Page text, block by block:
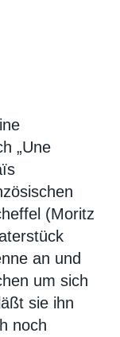
„Une
(Moritz
an und
um sich
sie ihn
noch